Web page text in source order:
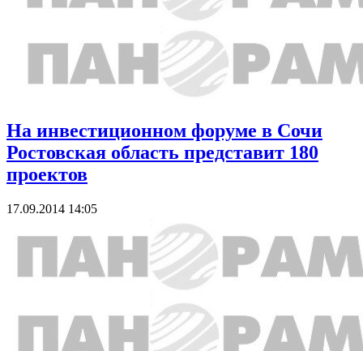
На инвестиционном форуме в Сочи
Ростовская область представит 180
проектов
17.09.2014 14:05